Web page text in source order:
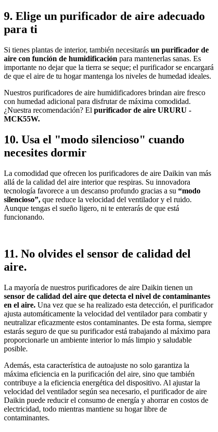
9. Elige un purificador de aire adecuado
para ti
Si tienes plantas de interior, también necesitarás un purificador de
aire con función de humidificación para mantenerlas sanas. Es
importante no dejar que la tierra se seque; el purificador se encargará
de que el aire de tu hogar mantenga los niveles de humedad ideales.
Nuestros purificadores de aire humidificadores brindan aire fresco
con humedad adicional para disfrutar de máxima comodidad.
¿Nuestra recomendación? El purificador de aire URURU -
MCK55W.
10. Usa el "modo silencioso" cuando
necesites dormir
La comodidad que ofrecen los purificadores de aire Daikin van más
allá de la calidad del aire interior que respiras. Su innovadora
tecnología favorece a un descanso profundo gracias a su “modo
silencioso”, que reduce la velocidad del ventilador y el ruido.
Aunque tengas el sueño ligero, ni te enterarás de que está
funcionando.
11. No olvides el sensor de calidad del
aire.
La mayoría de nuestros purificadores de aire Daikin tienen un
sensor de calidad del aire que detecta el nivel de contaminantes
en el aire. Una vez que se ha realizado esta detección, el purificador
ajusta automáticamente la velocidad del ventilador para combatir y
neutralizar eficazmente estos contaminantes. De esta forma, siempre
estarás seguro de que su purificador está trabajando al máximo para
proporcionarle un ambiente interior lo más limpio y saludable
posible.
Además, esta característica de autoajuste no solo garantiza la
máxima eficiencia en la purificación del aire, sino que también
contribuye a la eficiencia energética del dispositivo. Al ajustar la
velocidad del ventilador según sea necesario, el purificador de aire
Daikin puede reducir el consumo de energía y ahorrar en costos de
electricidad, todo mientras mantiene su hogar libre de
contaminantes.